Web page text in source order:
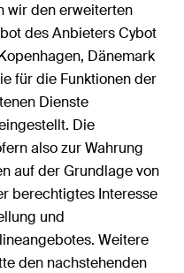
wir den erweiterten
des Anbieters Cybot
Dänemark
für die Funktionen der
Dienste
Die
also zur Wahrung
auf der Grundlage von
berechtigtes Interesse
und
Weitere
den nachstehenden